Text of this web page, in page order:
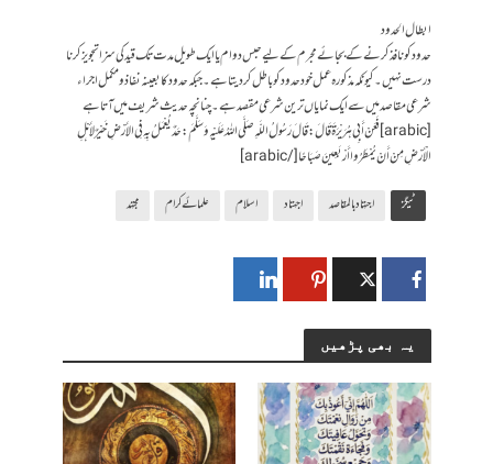
ابطال الحدود
حدود کو نافذ کرنے کے بجائے مجرم کے لیے حبس دوام یا ایک طویل مدت تک قید کی سزا تجویز کرنا
درست نہیں ۔ کیونکہ مذکورہ عمل خود حدود کو باطل کر دیتا ہے ۔ جبکہ حدود کا بعینہ نفاذ و مکمل اجراء
شرعی مقاصد میں سے ایک نمایاں ترین شرعی مقصد ہے۔ چنانچہ حدیث شریف میں آتا ہے
[arabic]فَعَنْ أَبِي هُرَيْرَةَ قَالَ : قَالَ رَسُولُ اللَّهِ صَلَّى اللهُ عَلَيْهِ وَسَلَّمَ : حَدٌ يُعْمَلُ بِهِ فِي الأَرْضِ خَيْرٌ لأَهْلِ
الْأَرْضِ مِنْ أَنْ يُمْطَرُوا أَرْبَعِينَ صَبَاحًا[/arabic]
ٹیگز اجتہاد بالمقاصد اجہتاد اسلام علمائے کرام مجتہد
یہ بھی پڑھیں